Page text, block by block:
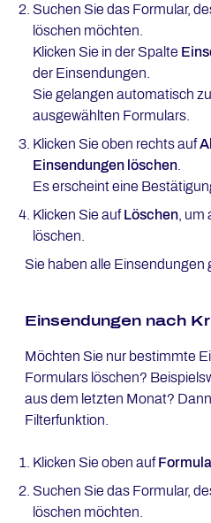
Suchen Sie das Formular,
löschen möchten.
Klicken Sie in der Spalte
der Einsendungen.
Sie gelangen automatisch
ausgewählten Formulars.
Klicken Sie oben rechts auf
Einsendungen löschen.
Es erscheint eine
Klicken Sie aufLöschen, um
löschen.
Sie haben alle Einsendungen
Einsendungen nach
Möchten Sie nur bestimmte
Formulars löschen?
aus dem letzten Monat?
Filterfunktion.
Klicken Sie oben auf
Suchen Sie das Formular,
löschen möchten.